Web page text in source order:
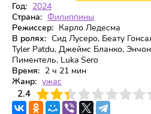
Год: 2024
Страна: Филиппины
Режиссер: Карло Ледесма
В ролях: Сид Лусеро, Беату
Tyler Patdu, Джеймс Бланко,
Пиментель, Luka Sero
Время: 2 ч 21 мин
Жанр: ужас
2.4
4 6 7 8 9 10